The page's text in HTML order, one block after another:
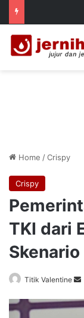
Home /Crispy
Crispy
TKI dari
Titik Valentine